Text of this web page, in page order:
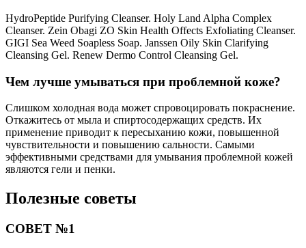
HydroPeptide Purifying Cleanser. Holy Land Alpha Complex
Cleanser. Zein Obagi ZO Skin Health Offects Exfoliating Cleanser.
GIGI Sea Weed Soapless Soap. Janssen Oily Skin Clarifying
Cleansing Gel. Renew Dermo Control Cleansing Gel.
Чем лучше умываться при проблемной коже?
Слишком холодная вода может спровоцировать покраснение.
Откажитесь от мыла и спиртосодержащих средств. Их
применение приводит к пересыханию кожи, повышенной
чувствительности и повышению сальности. Самыми
эффективными средствами для умывания проблемной кожей
являются гели и пенки.
Полезные советы
СОВЕТ №1